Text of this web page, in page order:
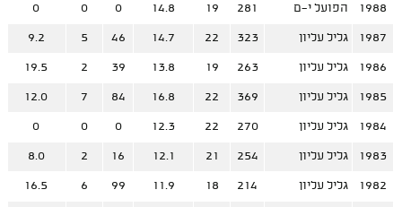
1988 הפועל י-ם 281
19
14.8
0
0
0
1987 גליל עליון 323
22
14.7
46
5
9.2
1986 גליל עליון 263
19
13.8
39
2
19.5
1985 גליל עליון 369
22
16.8
84
7
12.0
1984 גליל עליון 270
22
12.3
0
0
0
1983 גליל עליון 254
21
12.1
16
2
8.0
1982 גליל עליון 214
18
11.9
99
6
16.5